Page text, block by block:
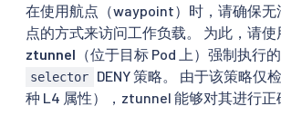
在使用航点（waypoint）时，请确保无
点的方式来访问工作负载。 为此，请使
ztunnel （位于目标 Pod 上）强制执行
selector
DENY 策略。 由于该策略仅
种 L4 属性），ztunnel 能够对其进行正